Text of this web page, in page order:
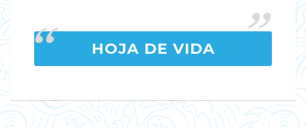
HOJA DE VIDA